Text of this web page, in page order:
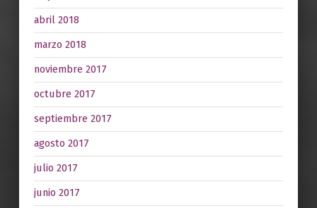
abril 2018
marzo 2018
noviembre 2017
octubre 2017
septiembre 2017
agosto 2017
julio 2017
junio 2017